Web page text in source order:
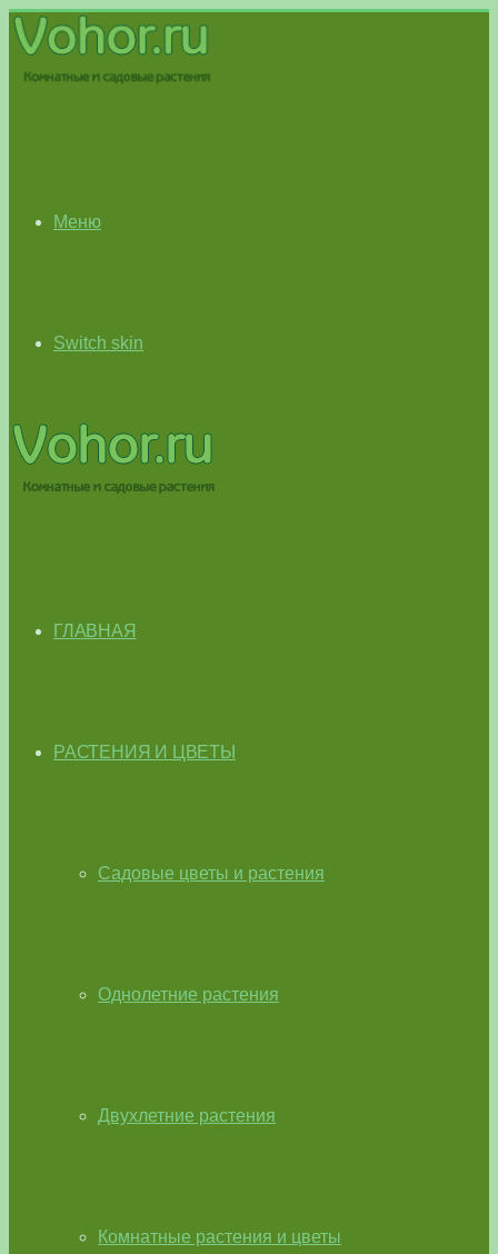
Меню
Switch skin
ГЛАВНАЯ
РАСТЕНИЯ И ЦВЕТЫ
Садовые цветы и растения
Однолетние растения
Двухлетние растения
Комнатные растения и цветы